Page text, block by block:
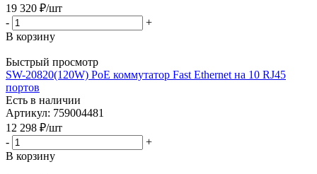
19 320 ₽/шт
-
+
В корзину
Быстрый просмотр
SW-20820(120W) PoE коммутатор Fast Ethernet на 10 RJ45
портов
Есть в наличии
Артикул: 759004481
12 298 ₽/шт
-
+
В корзину